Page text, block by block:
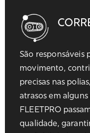
São responsáveis
movimento,
precisas nas
atrasos em alguns
FLEETPRO
qualidade,